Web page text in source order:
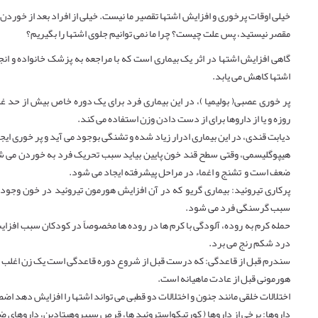
خیلی اوقات پرخوری و افزایش اشتها تقصیر ما نیست. خیلی از افراد بعد از
مقصر نیستید، پس علت چیست؟ چرا ما نمی توانیم جلوی اشتها را بگیریم؟
گاهی افزایش اشتها در اثر یک بیماری است که با مراجعه به پزشک
اشتها کاهش می یابد.
پر خوری عصبی( بولیمیا )، در این بیماری فرد برای یک دوره خاص بیش از
روزه و یا از داروها برای از دست دادن وزن استفاده می کند.
دیابت قندی، در این بیماری ادرار زیاد شده و تشنگی بوجود می آید و پر خوری
هیپوگلیسمی، وقتی سطح قند خون پایین بیاید سبب تحریک فرد به خوردن می
ضعف است و تشنج و اغماء در مراحل پیشرفته ایجاد می شود.
پرکاری تیروئید: بیماری گریو که در آن افزایش هورمون تیروئید در خون
سبب گرسنگی فرد می شود.
حمله کرم به روده، آلودگی با کرم ها در روده ها مخصوصاً در کودکان سبب
درد شکم رنج می برد.
سندرم قبل از قاعدگی: که درست قبل از شروع دوره قاعدگی است یک زن اغلب
هورمونی قبل از عادت ماهیانه است.
اختلالات خلقی مانند جنون و اختلالات دو قطبی می تواند اشتها را افزایش
داروها: برخی از داروها ( کورتیکواستروئید ها، قرص سیپروهپتادین،